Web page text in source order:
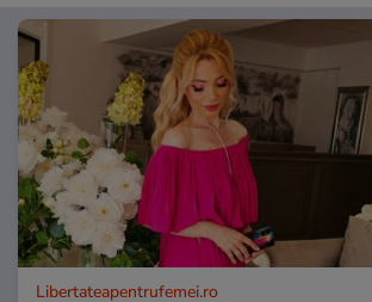
Libertateapentrufemei.ro